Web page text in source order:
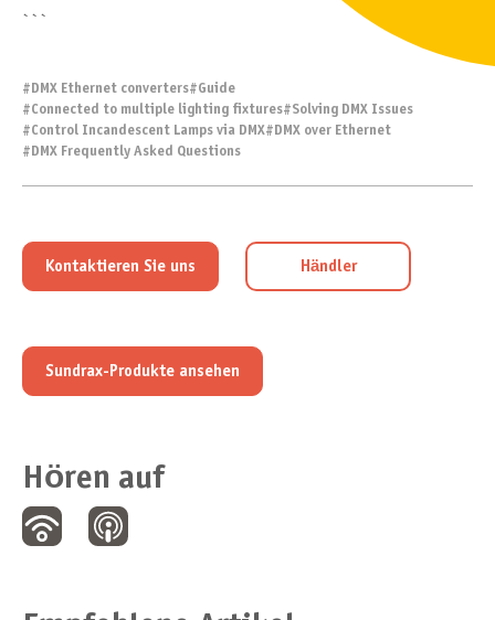
```
# DMX Ethernet converters#Guide
#Connected to multiple lighting fixtures#Solving DMX Issues
#Control Incandescent Lamps via DMX# DMX over Ethernet
# DMX Frequently Asked Questions
Kontaktieren Sie uns Händler
Sundrax-Produkte ansehen
Hören auf